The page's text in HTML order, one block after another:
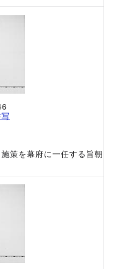
策を幕府に一任する旨朝